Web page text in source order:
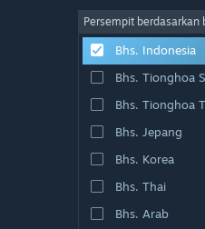
Persempit berdasarkan
Bhs. Indonesia
Bhs. Tionghoa
Bhs. Tionghoa
Bhs. Jepang
Bhs. Korea
Bhs. Thai
Bhs. Arab